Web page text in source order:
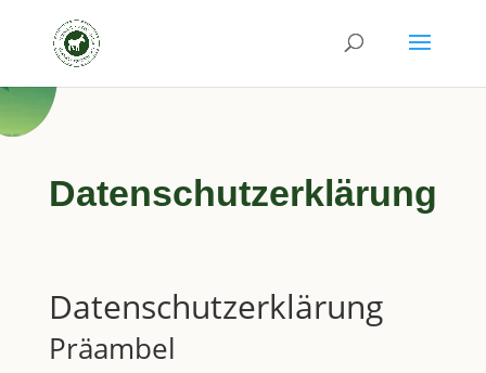
Datenschutzerklärung
Datenschutzerklärung
Präambel